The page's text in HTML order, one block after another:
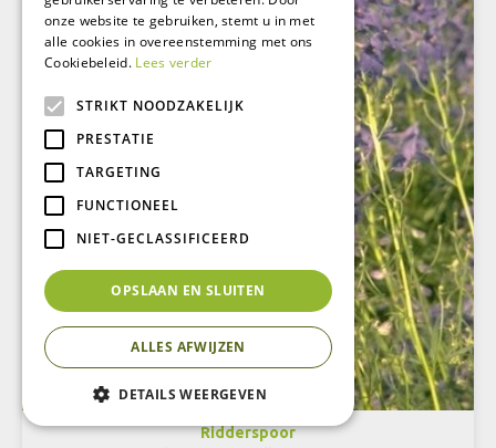
Ridderspoor
onze website te gebruiken, stemt u in met
alle cookies in overeenstemming met ons
Cookiebeleid. Lees verder
STRIKT NOODZAKELIJK
PRESTATIE
TARGETING
FUNCTIONEEL
NIET-GECLASSIFICEERD
OPSLAAN EN SLUITEN
ALLES AFWIJZEN
DETAILS WEERGEVEN